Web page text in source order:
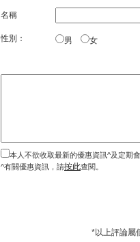
名稱
性別： 男 女
本人不欲收取最新的優惠資訊^及定期
^有關優惠資訊，請按此查閱。
*以上評論屬